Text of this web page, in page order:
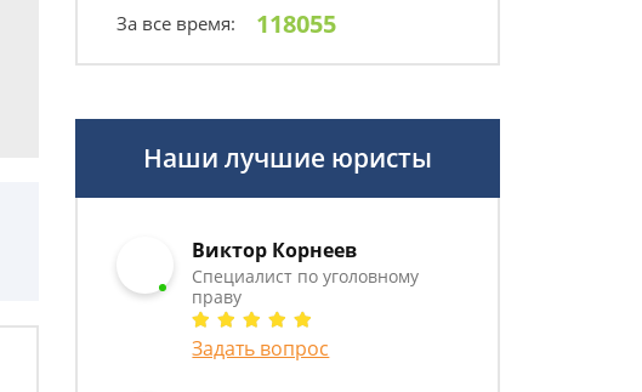
За все время: 118055
Наши лучшие юристы
Виктор Корнеев
Cпециалист по уголовному
праву
Задать вопрос